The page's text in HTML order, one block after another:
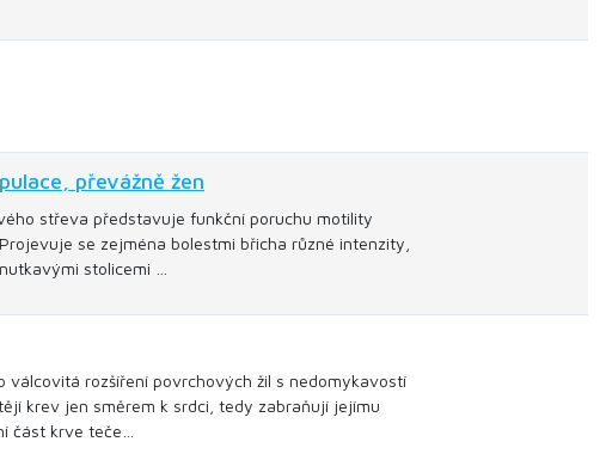
převážně žen
střeva představuje funkční poruchu motility
se zejména bolestmi břicha různé intenzity,
stolicemi …
rozšíření povrchových žil s nedomykavostí
krev jen směrem k srdci, tedy zabraňují jejímu
část krve teče…